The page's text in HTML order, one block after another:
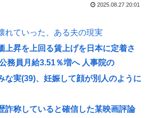
2025.08.27 20:01
れていった、ある夫の現実
上昇を上回る賃上げを日本に定着さ
務員月給3.51％増へ 人事院の
な実(39)、妊娠して顔が別人のように
詐称していると確信した某映画評論